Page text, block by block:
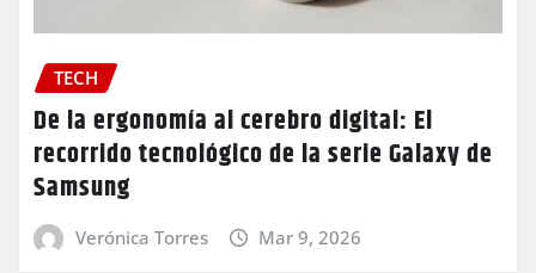
TECH
De la ergonomía al cerebro digital: El
recorrido tecnológico de la serie Galaxy de
Samsung
Verónica Torres Mar 9, 2026